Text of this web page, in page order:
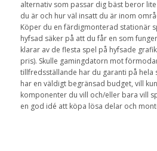
alternativ som passar dig bäst beror
du är och hur väl insatt du är inom
Köper du en färdigmonterad stationär
hyfsad säker på att du får en som
klarar av de flesta spel på hyfsade
pris). Skulle gamingdatorn mot
tillfredsställande har du garanti på hela
har en väldigt begränsad budget, vill
komponenter du vill och/eller bara vill
en god idé att köpa lösa delar och